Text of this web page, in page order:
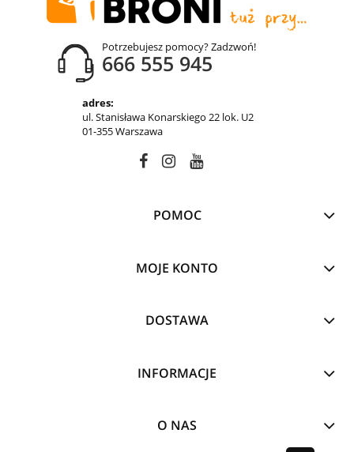
Potrzebujesz pomocy? Zadzwoń!
666 555 945
adres:
ul. Stanisława Konarskiego 22 lok. U2
01-355 Warszawa
POMOC
MOJE KONTO
DOSTAWA
INFORMACJE
O NAS